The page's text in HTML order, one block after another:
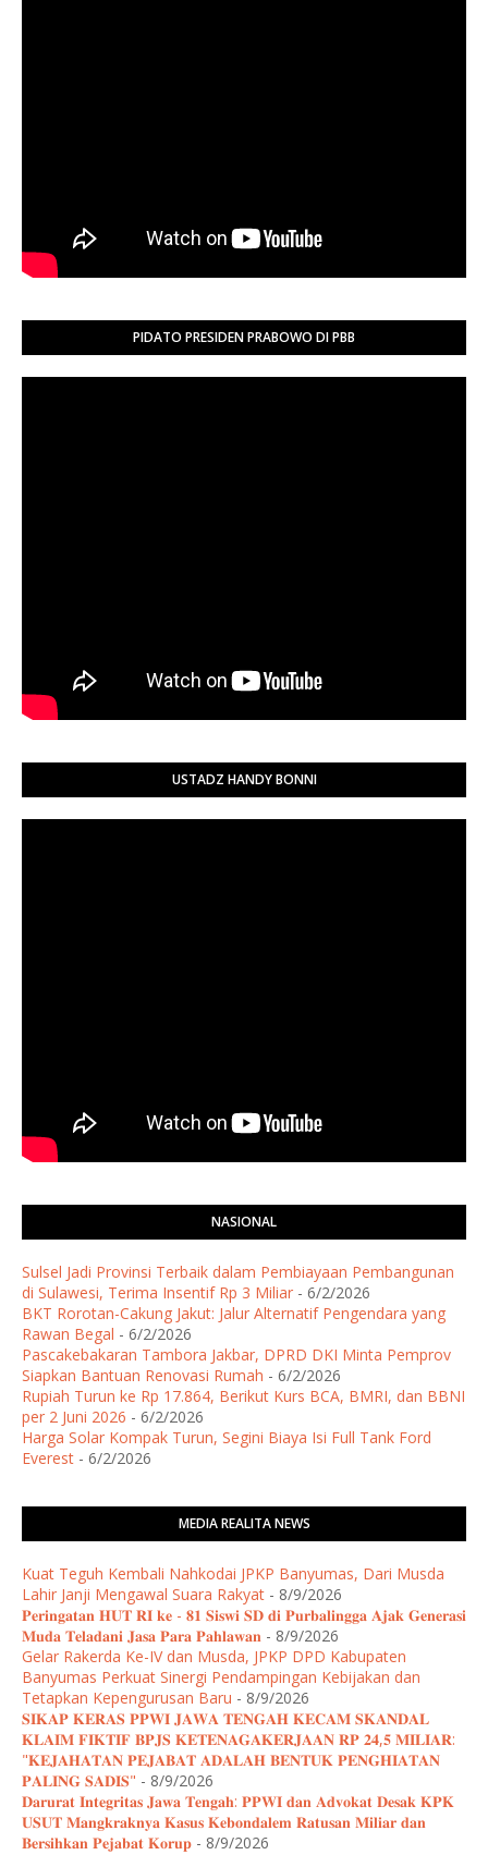
PIDATO PRESIDEN PRABOWO DI PBB
USTADZ HANDY BONNI
NASIONAL
Sulsel Jadi Provinsi Terbaik dalam Pembiayaan Pembangunan
di Sulawesi, Terima Insentif Rp 3 Miliar - 6/2/2026
BKT Rorotan-Cakung Jakut: Jalur Alternatif Pengendara yang
Rawan Begal - 6/2/2026
Pascakebakaran Tambora Jakbar, DPRD DKI Minta Pemprov
Siapkan Bantuan Renovasi Rumah - 6/2/2026
Rupiah Turun ke Rp 17.864, Berikut Kurs BCA, BMRI, dan BBNI
per 2 Juni 2026 - 6/2/2026
Harga Solar Kompak Turun, Segini Biaya Isi Full Tank Ford
Everest - 6/2/2026
MEDIA REALITA NEWS
Kuat Teguh Kembali Nahkodai JPKP Banyumas, Dari Musda
Lahir Janji Mengawal Suara Rakyat - 8/9/2026
𝐏𝐞𝐫𝐢𝐧𝐠𝐚𝐭𝐚𝐧 𝐇𝐔𝐓 𝐑𝐈 𝐤𝐞 - 𝟖𝟏 𝐒𝐢𝐬𝐰𝐢 𝐒𝐃 𝐝𝐢 𝐏𝐮𝐫𝐛𝐚𝐥𝐢𝐧𝐠𝐠𝐚 𝐀𝐣𝐚𝐤 𝐆𝐞𝐧𝐞𝐫𝐚𝐬𝐢
𝐌𝐮𝐝𝐚 𝐓𝐞𝐥𝐚𝐝𝐚𝐧𝐢 𝐉𝐚𝐬𝐚 𝐏𝐚𝐫𝐚 𝐏𝐚𝐡𝐥𝐚𝐰𝐚𝐧 - 8/9/2026
Gelar Rakerda Ke-IV dan Musda, JPKP DPD Kabupaten
Banyumas Perkuat Sinergi Pendampingan Kebijakan dan
Tetapkan Kepengurusan Baru - 8/9/2026
𝐒𝐈𝐊𝐀𝐏 𝐊𝐄𝐑𝐀𝐒 𝐏𝐏𝐖𝐈 𝐉𝐀𝐖𝐀 𝐓𝐄𝐍𝐆𝐀𝐇 𝐊𝐄𝐂𝐀𝐌 𝐒𝐊𝐀𝐍𝐃𝐀𝐋
𝐊𝐋𝐀𝐈𝐌 𝐅𝐈𝐊𝐓𝐈𝐅 𝐁𝐏𝐉𝐒 𝐊𝐄𝐓𝐄𝐍𝐀𝐆𝐀𝐊𝐄𝐑𝐉𝐀𝐀𝐍 𝐑𝐏 𝟐𝟒,𝟓 𝐌𝐈𝐋𝐈𝐀𝐑:
"𝐊𝐄𝐉𝐀𝐇𝐀𝐓𝐀𝐍 𝐏𝐄𝐉𝐀𝐁𝐀𝐓 𝐀𝐃𝐀𝐋𝐀𝐇 𝐁𝐄𝐍𝐓𝐔𝐊 𝐏𝐄𝐍𝐆𝐇𝐈𝐀𝐓𝐀𝐍
𝐏𝐀𝐋𝐈𝐍𝐆 𝐒𝐀𝐃𝐈𝐒" - 8/9/2026
𝐃𝐚𝐫𝐮𝐫𝐚𝐭 𝐈𝐧𝐭𝐞𝐠𝐫𝐢𝐭𝐚𝐬 𝐉𝐚𝐰𝐚 𝐓𝐞𝐧𝐠𝐚𝐡: 𝐏𝐏𝐖𝐈 𝐝𝐚𝐧 𝐀𝐝𝐯𝐨𝐤𝐚𝐭 𝐃𝐞𝐬𝐚𝐤 𝐊𝐏𝐊
𝐔𝐒𝐔𝐓 𝐌𝐚𝐧𝐠𝐤𝐫𝐚𝐤𝐧𝐲𝐚 𝐊𝐚𝐬𝐮𝐬 𝐊𝐞𝐛𝐨𝐧𝐝𝐚𝐥𝐞𝐦 𝐑𝐚𝐭𝐮𝐬𝐚𝐧 𝐌𝐢𝐥𝐢𝐚𝐫 𝐝𝐚𝐧
𝐁𝐞𝐫𝐬𝐢𝐡𝐤𝐚𝐧 𝐏𝐞𝐣𝐚𝐛𝐚𝐭 𝐊𝐨𝐫𝐮𝐩 - 8/9/2026